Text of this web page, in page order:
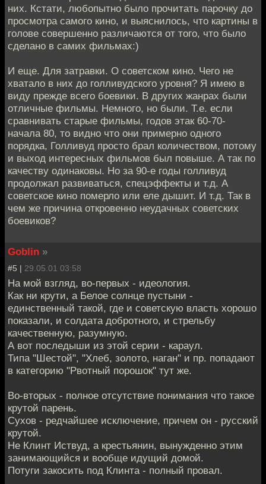
них. Кстати, любопытно было прочитать парочку до
просмотра самого кино, и выяснилось, что картины в
голове совершенно различаются от того, что было
сделано в самих фильмах:)
И еще. Для затравки. О советском кино. Чего не
хватало в них до голливудского уровня? Я имею в
виду прежде всего боевики. В других жанрах были
отличные фильмы. Немного, но были. Т.е. если
сравнивать старые фильмы, годов этак 60-70-
начала 80, то видно что они примерно одного
порядка, Голливуд просто брал количеством, потому
и выход интересных фильмов был повыше. А так по
качеству одинаковы. Но за 90-е годы голливуд
продолжал развиваться, спецэффекты и т.д. А
советское кино померло или еле дышит. И т.д. Так в
чем же причина откровенно неудачных советских
боевиков?
Goblin »
#5 | 29.05.01 03:58
На мой взгляд, во-первых - идеология.
Как ни крути, а Белое солнце пустыни -
единственный такой, где и советскую власть хорошо
показали, и солдата добротного, и стрельбу
качественную, разумную.
А вот последыши из этой серии - караул.
Типа "Шестой", "Хлеб, золото, наган" и пр. попадают
в категорию "Рвотный порошок" тут же.
Во-вторых - полное отсутствие понимания что такое
крутой парень.
Сухов - редчайшее исключение, причем он - русский
крутой.
Не Клинт Иствуд, а крестьянин, вынужденно этим
занимающийся и вообще идущий домой.
Потуги закосить под Клинта - полный провал.